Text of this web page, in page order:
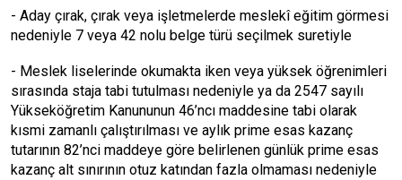
- Aday çırak, çırak veya işletmelerde meslekî eğitim görmesi
nedeniyle 7 veya 42 nolu belge türü seçilmek suretiyle
- Meslek liselerinde okumakta iken veya yüksek öğrenimleri
sırasında staja tabi tutulması nedeniyle ya da 2547 sayılı
Yükseköğretim Kanununun 46’ncı maddesine tabi olarak
kısmi zamanlı çalıştırılması ve aylık prime esas kazanç
tutarının 82’nci maddeye göre belirlenen günlük prime esas
kazanç alt sınırının otuz katından fazla olmaması nedeniyle